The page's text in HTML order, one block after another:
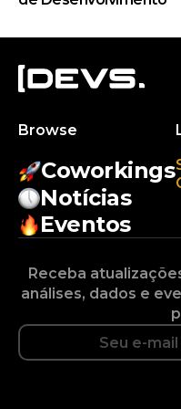
Browse
Coworkings
Notícias
Eventos
Receba
análises, dados e